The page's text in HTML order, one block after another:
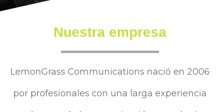
Nuestra empresa
LemonGrass Communications nació en 2006
por profesionales con una larga experiencia